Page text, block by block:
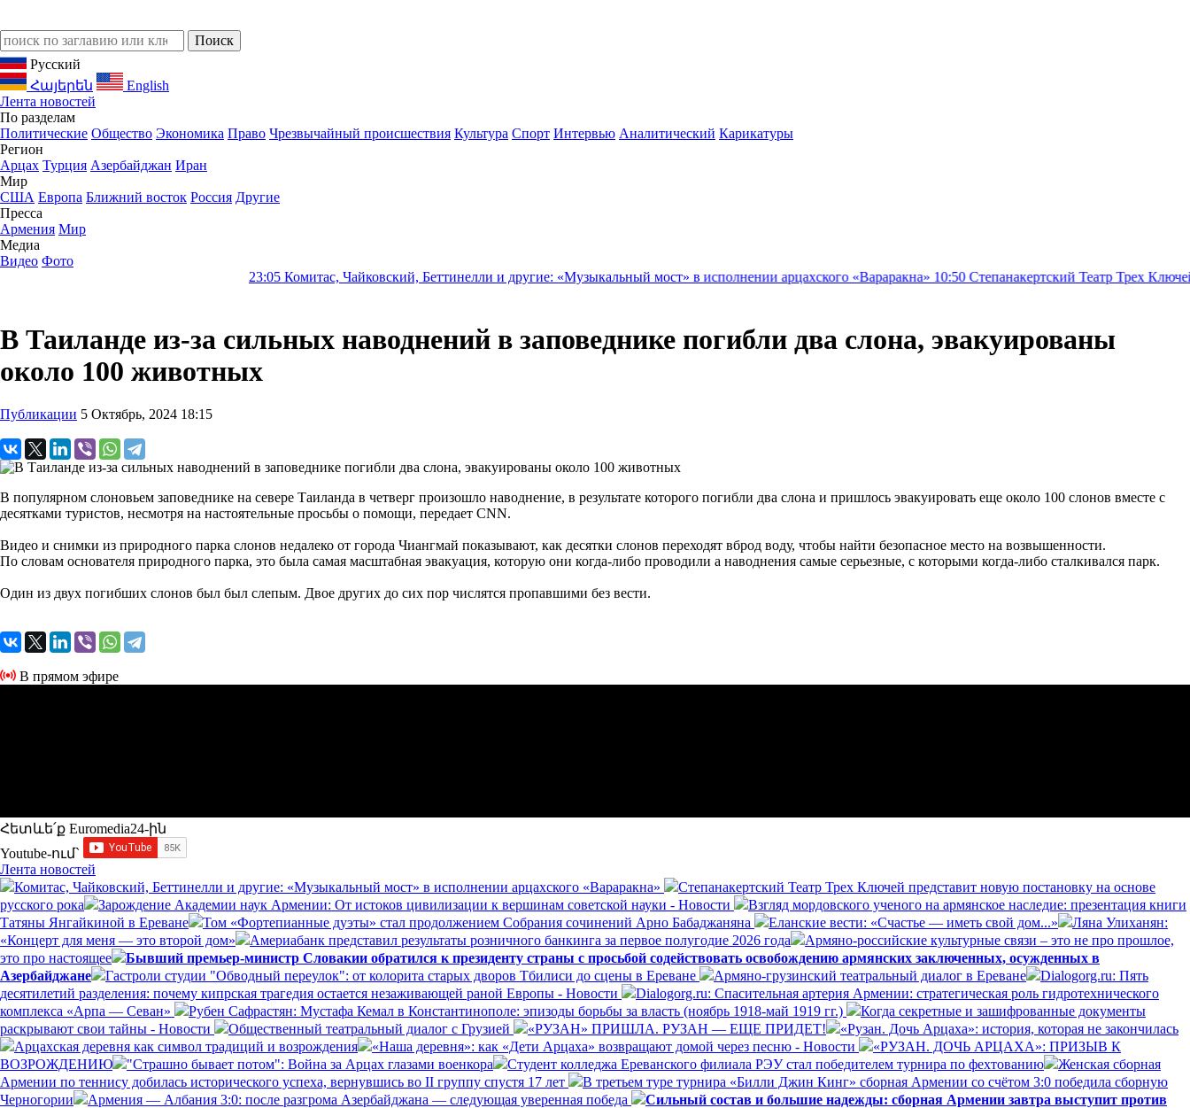
Русский
Հայերեն
English
Лента новостей
По разделам
Политические Общество Экономика Право Чрезвычайный происшествия Культура Спорт Интервью Аналитический Карикатуры
Регион
Арцах Турция Азербайджан Иран
Мир
США Европа Ближний восток Россия Другие
Пресса
Армения Мир
Медиа
Видео Фото
Комитас, Чайковский, Беттинелли и другие: «Музыкальный мост» в исполнении арцахского «Вараракна»10:50Степанакертский Театр Трех Ключей
В Таиланде из-за сильных наводнений в заповеднике погибли два слона, эвакуированы
около 100 животных
Публикации 5 Октябрь, 2024 18:15
В популярном слоновьем заповеднике на севере Таиланда в четверг произошло наводнение, в результате которого погибли два слона и пришлось эвакуировать еще около 100 слонов вместе с
десятками туристов, несмотря на настоятельные просьбы о помощи, передает СNN.
Видео и снимки из природного парка слонов недалеко от города Чиангмай показывают, как десятки слонов переходят вброд воду, чтобы найти безопасное место на возвышенности.
По словам основателя природного парка, это была самая масштабная эвакуация, которую они когда-либо проводили а наводнения самые серьезные, с которыми когда-либо сталкивался парк.
Один из двух погибших слонов был был слепым. Двое других до сих пор числятся пропавшими без вести.
В прямом эфире
Հետևե՛ք Euromedia24-ին
Youtube-ում`
Лента новостей
Комитас, Чайковский, Беттинелли и другие: «Музыкальный мост» в исполнении арцахского «Вараракна»
Степанакертский Театр Трех Ключей представит новую постановку на основе
русского рока
Зарождение Академии наук Армении: От истоков цивилизации к вершинам советской науки - Новости
Взгляд мордовского ученого на армянское наследие: презентация книги
Татяны Янгайкиной в Ереване
Том «Фортепианные дуэты» стал продолжением Собрания сочинений Арно Бабаджаняна Еланские вести: «Счастье — иметь свой дом...»
Ляна Улиханян:
«Концерт для меня — это второй дом»
Америабанк представил результаты розничного банкинга за первое полугодие 2026 года
Армяно-российские культурные связи – это не про прошлое,
это про настоящее
Бывший премьер-министр Словакии обратился к президенту страны с просьбой содействовать освобождению армянских заключенных, осужденных в
Азербайджане
Гастроли студии "Обводный переулок": от колорита старых дворов Тбилиси до сцены в Ереване Армяно-грузинский театральный диалог в Ереване
Dialogorg.ru: Пять
десятилетий разделения: почему кипрская трагедия остается незаживающей раной Европы - Новости
Dialogorg.ru: Спасительная артерия Армении: стратегическая роль гидротехнического
комплекса «Арпа — Севан»
Рубен Сафрастян: Мустафа Кемал в Константинополе: эпизоды борьбы за власть (ноябрь 1918-май 1919 гг.)
Когда секретные и зашифрованные документы
раскрывают свои тайны - Новости
Общественный театральный диалог с Грузией «РУЗАН» ПРИШЛА. РУЗАН — ЕЩЕ ПРИДЕТ!
«Рузан. Дочь Арцаха»: история, которая не закончилась
Арцахская деревня как символ традиций и возрождения
«Наша деревня»: как «Дети Арцаха» возвращают домой через песню - Новости
«РУЗАН. ДОЧЬ АРЦАХА»: ПРИЗЫВ К
ВОЗРОЖДЕНИЮ
"Страшно бывает потом": Война за Арцах глазами военкора Студент колледжа Ереванского филиала РЭУ стал победителем турнира по фехтованию
Женская сборная
Армении по теннису добилась исторического успеха, вернувшись во II группу спустя 17 лет
В третьем туре турнира «Билли Джин Кинг» сборная Армении со счётом 3:0 победила сборную
Черногории
Армения — Албания 3:0: после разгрома Азербайджана — следующая уверенная победа
Сильный состав и большие надежды: сборная Армении завтра выступит против